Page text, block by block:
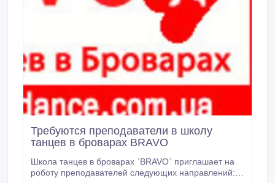
Требуются преподаватели в школу
танцев в броварах BRAVO
Школа танцев в броварах `BRAVO` приглашает на
роботу преподавателей следующих направлений: